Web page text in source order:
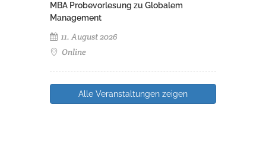
MBA Probevorlesung zu Globalem
Management
11. August 2026
Online
Alle Veranstaltungen zeigen